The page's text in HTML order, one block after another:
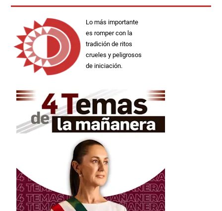
Lo más importante
es romper con la
tradición de ritos
crueles y peligrosos
de iniciación.